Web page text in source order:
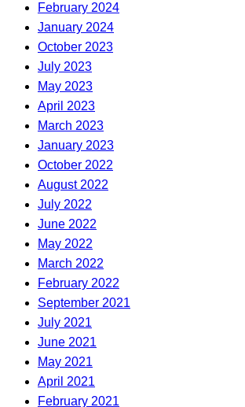
February 2024
January 2024
October 2023
July 2023
May 2023
April 2023
March 2023
January 2023
October 2022
August 2022
July 2022
June 2022
May 2022
March 2022
February 2022
September 2021
July 2021
June 2021
May 2021
April 2021
February 2021